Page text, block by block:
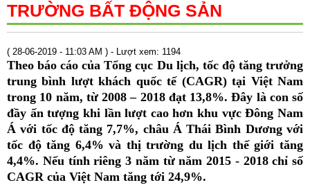
TRƯỜNG BẤT ĐỘNG SẢN
( 28-06-2019 - 11:03 AM ) - Lượt xem: 1194
Theo báo cáo của Tổng cục Du lịch, tốc độ tăng trưởng
trung bình lượt khách quốc tế (CAGR) tại Việt Nam
trong 10 năm, từ 2008 – 2018 đạt 13,8%. Đây là con số
đầy ấn tượng khi lần lượt cao hơn khu vực Đông Nam
Á với tốc độ tăng 7,7%, châu Á Thái Bình Dương với
tốc độ tăng 6,4% và thị trường du lịch thế giới tăng
4,4%. Nếu tính riêng 3 năm từ năm 2015 - 2018 chỉ số
CAGR của Việt Nam tăng tới 24,9%.